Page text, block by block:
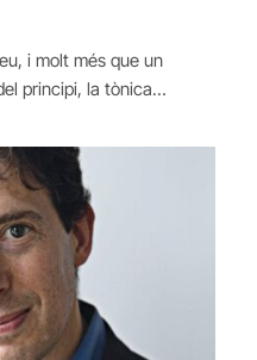
i molt més que un
principi, la tònica…